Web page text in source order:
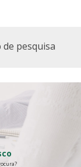
pesquisa